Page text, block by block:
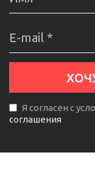
Я согласен с
соглашения